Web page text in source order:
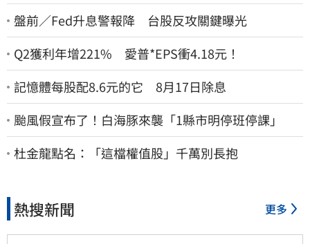
盤前／Fed升息警報降 台股反攻關鍵曝光
Q2獲利年增221% 愛普*EPS衝4.18元！
記憶體每股配8.6元的它 8月17日除息
颱風假宣布了！白海豚來襲「1縣市明停班停課」
杜金龍點名：「這檔權值股」千萬別長抱
熱搜新聞 更多